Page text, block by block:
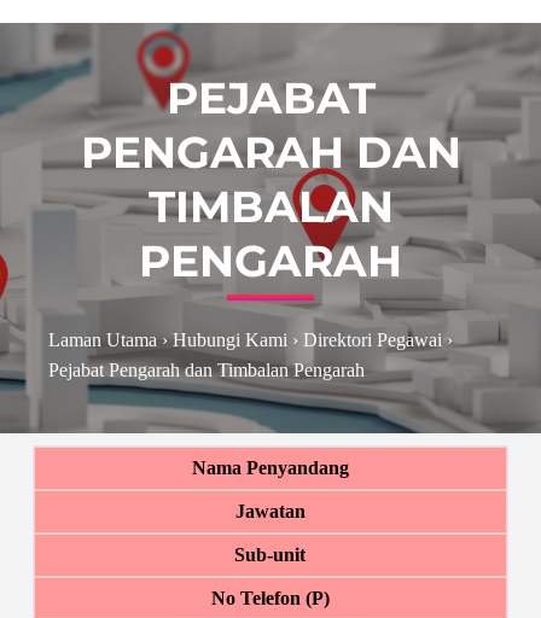
PEJABAT
PENGARAH DAN
TIMBALAN
PENGARAH
Laman Utama ›Hubungi Kami › Direktori Pegawai ›
Pejabat Pengarah dan Timbalan Pengarah
Nama Penyandang
Jawatan
Sub-unit
No Telefon (P)